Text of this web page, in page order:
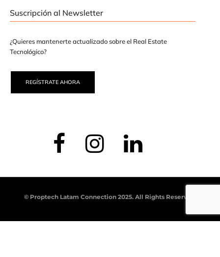
Suscripción al Newsletter
¿Quieres mantenerte actualizado sobre el Real Estate
Tecnológico?
REGÍSTRATE AHORA
© Proptech Latam Connection 2025. All Rights Reserved.